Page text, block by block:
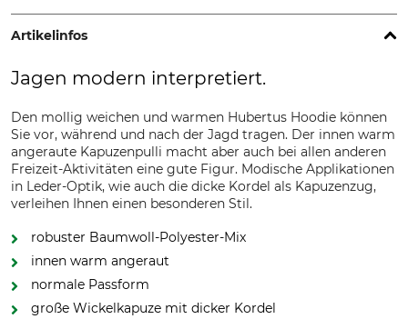
Artikelinfos
Jagen modern interpretiert.
Den mollig weichen und warmen Hubertus Hoodie können
Sie vor, während und nach der Jagd tragen. Der innen warm
angeraute Kapuzenpulli macht aber auch bei allen anderen
Freizeit-Aktivitäten eine gute Figur. Modische Applikationen
in Leder-Optik, wie auch die dicke Kordel als Kapuzenzug,
verleihen Ihnen einen besonderen Stil.
robuster Baumwoll-Polyester-Mix
innen warm angeraut
normale Passform
große Wickelkapuze mit dicker Kordel